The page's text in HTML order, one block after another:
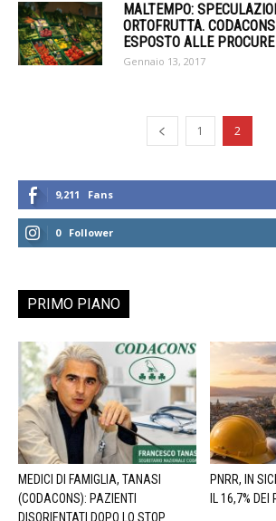
MALTEMPO:
ORTOFRUTTA.
ESPOSTO ALLE
Gennaio 13, 2017
1 2
9,211 Fans
0 Follower
PRIMO PIANO
MEDICI DI FAMIGLIA, TANASI
(CODACONS): PAZIENTI
DISORIENTATI DOPO LO STOP
PNRR, IN
IL 16,7% DEI